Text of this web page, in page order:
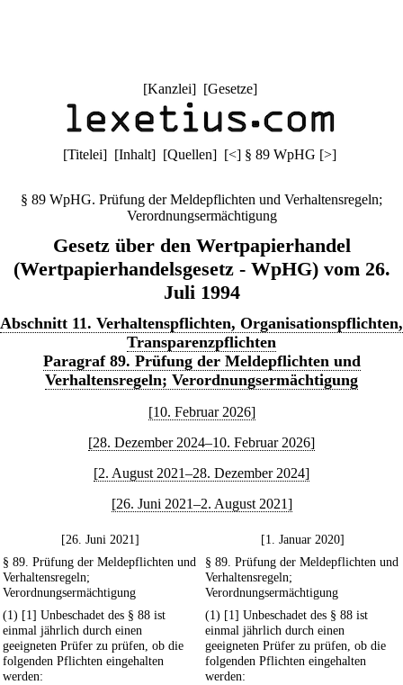
[Kanzlei] [Gesetze]
[Titelei] [Inhalt] [Quellen] [<] § 89 WpHG [>]
§ 89 WpHG. Prüfung der Meldepflichten und Verhaltensregeln;
Verordnungsermächtigung
Gesetz über den Wertpapierhandel
(Wertpapierhandelsgesetz - WpHG) vom 26.
Juli 1994
Abschnitt 11. Verhaltenspflichten, Organisationspflichten,
Transparenzpflichten
Paragraf 89. Prüfung der Meldepflichten und
Verhaltensregeln; Verordnungsermächtigung
[10. Februar 2026]
[28. Dezember 2024–10. Februar 2026]
[2. August 2021–28. Dezember 2024]
[26. Juni 2021–2. August 2021]
[26. Juni 2021]
[1. Januar 2020]
§ 89. Prüfung der Meldepflichten und
Verhaltensregeln;
Verordnungsermächtigung
§ 89. Prüfung der Meldepflichten und
Verhaltensregeln;
Verordnungsermächtigung
(1) [1] Unbeschadet des § 88 ist
einmal jährlich durch einen
geeigneten Prüfer zu prüfen, ob die
folgenden Pflichten eingehalten
werden:
(1) [1] Unbeschadet des § 88 ist
einmal jährlich durch einen
geeigneten Prüfer zu prüfen, ob die
folgenden Pflichten eingehalten
werden: